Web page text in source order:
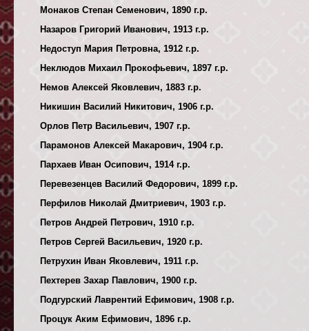
Монаков Степан Семенович, 1890 г.р.
Назаров Григорий Иванович, 1913 г.р.
Недоступ Мария Петровна, 1912 г.р.
Неклюдов Михаил Прокофьевич, 1897 г.р.
Немов Алексей Яковлевич, 1883 г.р.
Никишин Василий Никитович, 1906 г.р.
Орлов Петр Васильевич, 1907 г.р.
Парамонов Алексей Макарович, 1904 г.р.
Пархаев Иван Осипович, 1914 г.р.
Перевезенцев Василий Федорович, 1899 г.р.
Перфилов Николай Дмитриевич, 1903 г.р.
Петров Андрей Петрович, 1910 г.р.
Петров Сергей Васильевич, 1920 г.р.
Петрухин Иван Яковлевич, 1911 г.р.
Пехтерев Захар Павлович, 1900 г.р.
Подгурский Лаврентий Ефимович, 1908 г.р.
Процук Аким Ефимович, 1896 г.р.